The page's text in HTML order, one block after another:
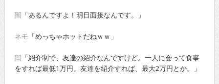
闇 「あるんですよ！明日面接なんです。」
ネモ 「めっちゃホットだねｗｗ」
闇 「紹介制で、友達の紹介なんですけど。一人に会って食事
をすれば最低1万円。友達を紹介すれば、最大2万円とか。」